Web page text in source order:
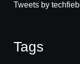
Tweets by
Tags